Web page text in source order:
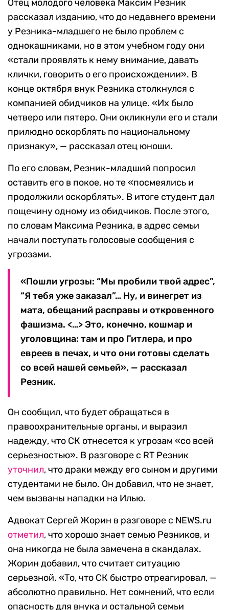
Отец молодого человека Максим Резник
рассказал изданию, что до недавнего времени
у Резника-младшего не было проблем с
однокашниками, но в этом учебном году они
«стали проявлять к нему внимание, давать
клички, говорить о его происхождении». В
конце октября внук Резника столкнулся с
компанией обидчиков на улице. «Их было
четверо или пятеро. Они окликнули его и стали
прилюдно оскорблять по национальному
признаку», — рассказал отец юноши.
По его словам, Резник-младший попросил
оставить его в покое, но те «посмеялись и
продолжили оскорблять». В итоге студент дал
пощечину одному из обидчиков. После этого,
по словам Максима Резника, в адрес семьи
начали поступать голосовые сообщения с
угрозами.
«Пошли угрозы: “Мы пробили твой адрес”,
“Я тебя уже заказал”… Ну, и винегрет из
мата, обещаний расправы и откровенного
фашизма. <…> Это, конечно, кошмар и
уголовщина: там и про Гитлера, и про
евреев в печах, и что они готовы сделать
со всей нашей семьей», — рассказал
Резник.
Он сообщил, что будет обращаться в
правоохранительные органы, и выразил
надежду, что СК отнесется к угрозам «со всей
серьезностью». В разговоре с RT Резник
уточнил, что драки между его сыном и другими
студентами не было. Он добавил, что не знает,
чем вызваны нападки на Илью.
Адвокат Сергей Жорин в разговоре с NEWS.ru
отметил, что хорошо знает семью Резников, и
она никогда не была замечена в скандалах.
Жорин добавил, что считает ситуацию
серьезной. «То, что СК быстро отреагировал, —
абсолютно правильно. Нет сомнений, что если
опасность для внука и остальной семьи